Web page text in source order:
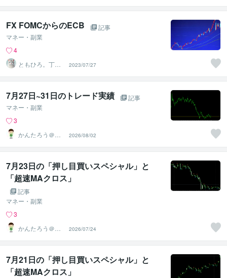
FX FOMCからのECB
記事
マネー・副業
4
ともひろ。丁寧
に生きる。家業
と投資。
2023/07/27
7月27日~31日のトレード実績
記事
マネー・副業
3
かんたろう＠か
んたんFX
2026/08/02
7月23日の「押し目買いスペシャル」と
「超速MAクロス」
記事
マネー・副業
3
かんたろう＠か
んたんFX
2026/07/24
7月21日の「押し目買いスペシャル」と
「超速MAクロス」